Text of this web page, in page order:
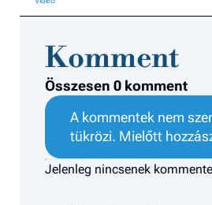
Komment
Összesen 0 komment
A kommentek nem
tükrözi. Mielőtt
Jelenleg nincsenek